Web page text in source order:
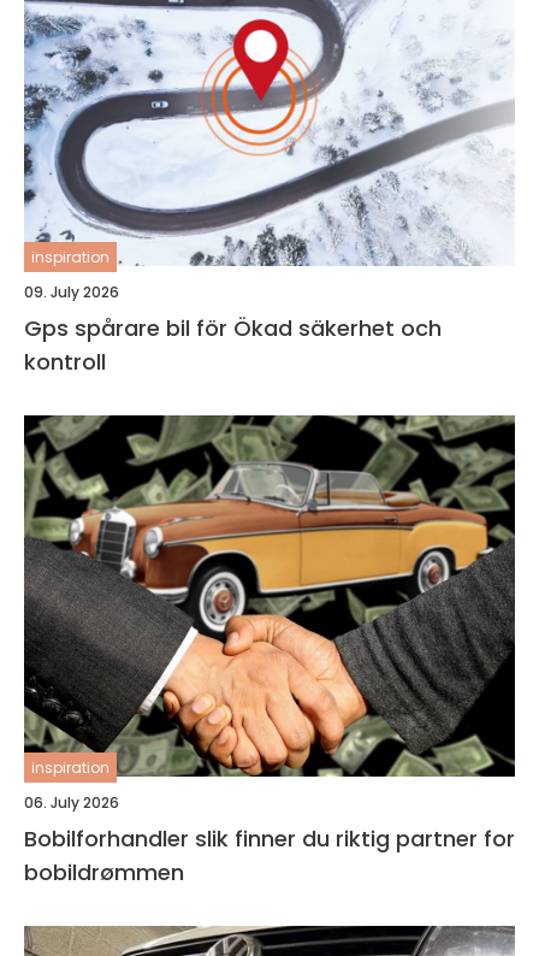
inspiration
09. July 2026
Gps spårare bil för Ökad säkerhet och
kontroll
inspiration
06. July 2026
Bobilforhandler slik finner du riktig partner for
bobildrømmen